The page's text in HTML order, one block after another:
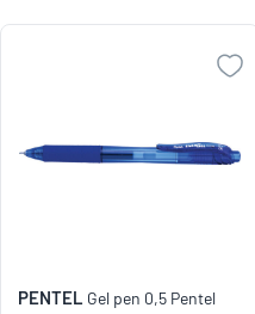
PENTEL Gel pen 0,5 Pentel